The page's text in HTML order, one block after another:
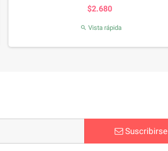
$2.680
 Vista rápida
Suscribirse